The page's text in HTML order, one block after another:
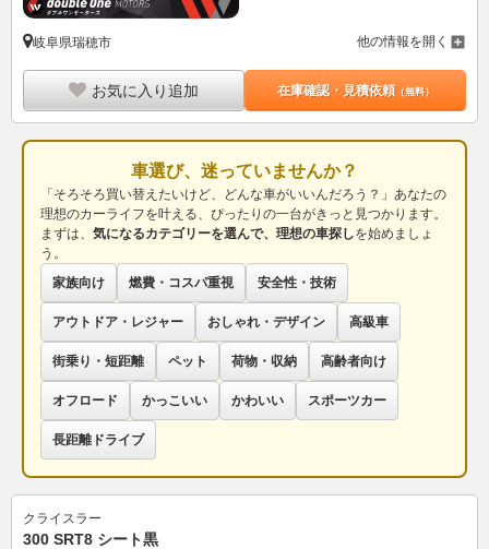
岐阜県瑞穂市 他の情報を開く
お気に入り追加 在庫確認・見積依頼（無料）
車選び、迷っていませんか？
「そろそろ買い替えたいけど、どんな車がいいんだろう？」あなたの
理想のカーライフを叶える、ぴったりの一台がきっと見つかります。
まずは、 気になるカテゴリーを選んで、理想の車探しを始めましょ
う。
家族向け
燃費・コスパ重視 安全性・技術
アウトドア・レジャー おしゃれ・デザイン 高級車
街乗り・短距離 ペット 荷物・収納 高齢者向け
オフロード かっこいい かわいい スポーツカー
長距離ドライブ
クライスラー
300 SRT8 シート黒